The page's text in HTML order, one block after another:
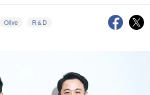
Olive R＆D